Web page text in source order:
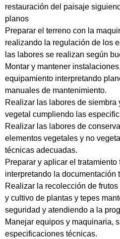
restauración del paisaje
planos
Preparar el terreno con la
realizando la regulación de los
las labores se realizan según
Montar y mantener
equipamiento interpretando
manuales de mantenimiento.
Realizar las labores de siembra
vegetal cumpliendo las
Realizar las labores de
elementos vegetales y no
técnicas adecuadas.
Preparar y aplicar el
interpretando la documentación
Realizar la recolección de
y cultivo de plantas y tepes
seguridad y atendiendo a la
Manejar equipos y maquinaria,
especificaciones técnicas.